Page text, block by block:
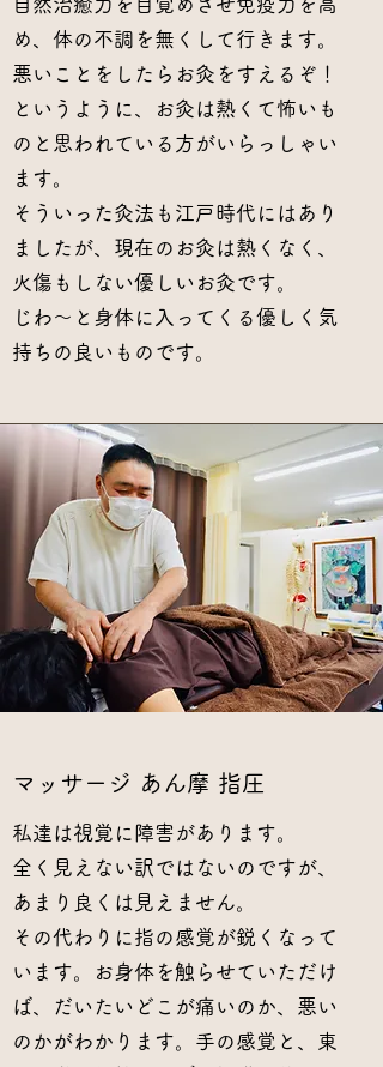
自然治癒力を目覚めさせ免疫力を高
め、体の不調を無くして行きます。
悪いことをしたらお灸をすえるぞ！
というように、お灸は熱くて怖いも
のと思われている方がいらっしゃい
ます。
そういった灸法も江戸時代にはあり
ましたが、現在のお灸は熱くなく、
火傷もしない優しいお灸です。
じわ〜と身体に入ってくる優しく気
持ちの良いものです。
​マッサージ あん摩 指圧
私達は視覚に障害があります。
全く見えない訳ではないのですが、
あまり良くは見えません。
その代わりに指の感覚が鋭くなって
います。お身体を触らせていただけ
ば、だいたいどこが痛いのか、悪い
のかがわかります。手の感覚と、東